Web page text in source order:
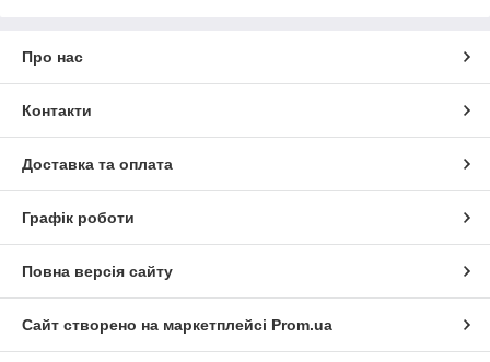
Про нас
Контакти
Доставка та оплата
Графік роботи
Повна версія сайту
Сайт створено на маркетплейсі Prom.ua